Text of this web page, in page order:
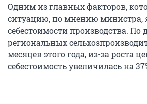
Одним из главных факторов,
ситуацию, по мнению министра,
себестоимости производства.
региональных
месяцев этого года, из-за роста
себестоимость увеличилась на